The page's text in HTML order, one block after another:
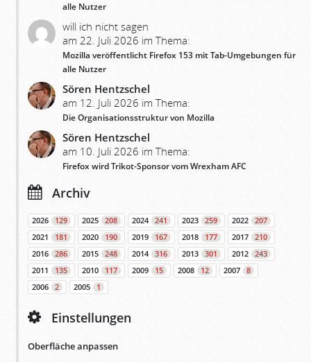
alle Nutzer
will ich nicht sagen
am 22. Juli 2026 im Thema:
Mozilla veröffentlicht Firefox 153 mit Tab-Umgebungen für
alle Nutzer
Sören Hentzschel
am 12. Juli 2026 im Thema:
Die Organisationsstruktur von Mozilla
Sören Hentzschel
am 10. Juli 2026 im Thema:
Firefox wird Trikot-Sponsor vom Wrexham AFC
Archiv
2026 129 2025 208 2024 241 2023 259 2022
207
2021
181 2020 190 2019 167 2018 177 2017
210
2016
286 2015 248 2014 316 2013 301 2012
243
2011
135 2010 117 2009 15 2008 12 2007
8
2006
2 2005 1
Einstellungen
Oberfläche anpassen